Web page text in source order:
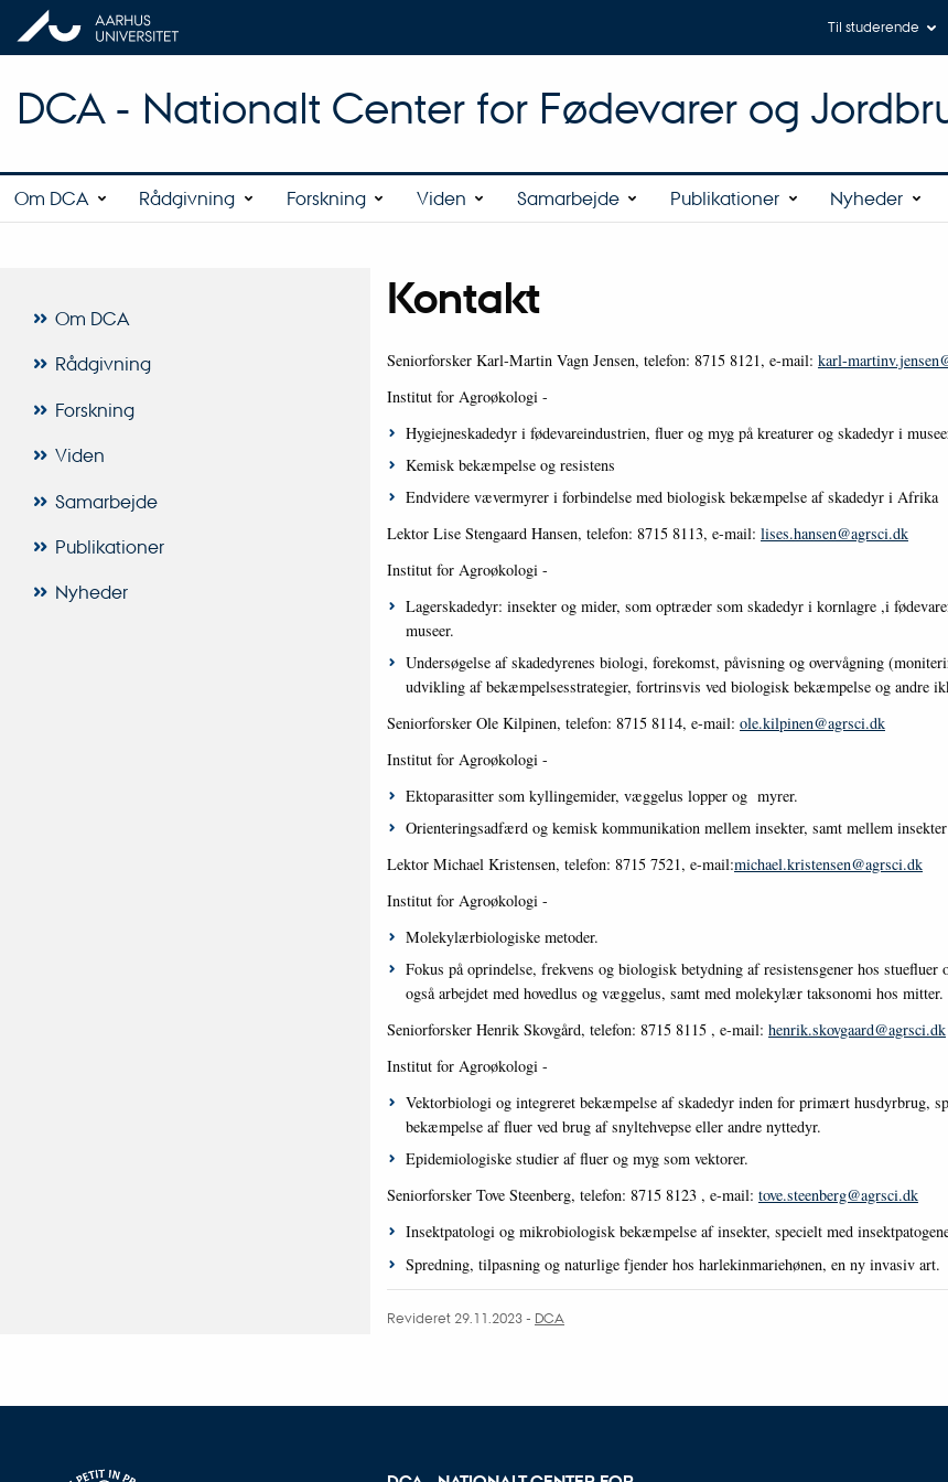
Til studerende
DCA - Nationalt Center for Fødevarer og
Om DCA Rådgivning Forskning Viden Samarbejde Publikationer Nyheder
Om DCA
Rådgivning
Forskning
Viden
Samarbejde
Publikationer
Nyheder
Kontakt
Seniorforsker Karl-Martin Vagn Jensen, telefon: 8715 8121, e-mail: karl-
Institut for Agroøkologi -
Hygiejneskadedyr i fødevareindustrien, fluer og myg på kreaturer og skadedyr i
Kemisk bekæmpelse og resistens
Endvidere vævermyrer i forbindelse med biologisk bekæmpelse af skadedyr i Afrika
Lektor Lise Stengaard Hansen, telefon: 8715 8113, e-mail: lises.hansen@agrsci.dk
Institut for Agroøkologi -
Lagerskadedyr: insekter og mider, som optræder som skadedyr i kornlagre ,i
museer.
Undersøgelse af skadedyrenes biologi, forekomst, påvisning og overvågning
udvikling af bekæmpelsesstrategier, fortrinsvis ved biologisk bekæmpelse og andre
Seniorforsker Ole Kilpinen, telefon: 8715 8114, e-mail: ole.kilpinen@agrsci.dk
Institut for Agroøkologi -
Ektoparasitter som kyllingemider, væggelus lopper og myrer.
Orienteringsadfærd og kemisk kommunikation mellem insekter, samt mellem
Lektor Michael Kristensen, telefon: 8715 7521, e-mail:michael.kristensen@agrsci.dk
Institut for Agroøkologi -
Molekylærbiologiske metoder.
Fokus på oprindelse, frekvens og biologisk betydning af resistensgener hos stuefluer
også arbejdet med hovedlus og væggelus, samt med molekylær taksonomi hos mitter.
Seniorforsker Henrik Skovgård, telefon: 8715 8115 , e-mail: henrik.skovgaard@agrsci.dk
Institut for Agroøkologi -
Vektorbiologi og integreret bekæmpelse af skadedyr inden for primært husdyrbrug,
bekæmpelse af fluer ved brug af snyltehvepse eller andre nyttedyr.
Epidemiologiske studier af fluer og myg som vektorer.
Seniorforsker Tove Steenberg, telefon: 8715 8123 , e-mail: tove.steenberg@agrsci.dk
Insektpatologi og mikrobiologisk bekæmpelse af insekter, specielt med
Spredning, tilpasning og naturlige fjender hos harlekinmariehønen, en ny invasiv art.
Revideret 29.11.2023- DCA